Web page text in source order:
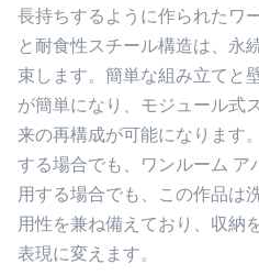
長持ちするように作られたワ
と耐食性スチール構造は、永
束します。簡単な組み立てと
が簡単になり、モジュール式
来の再構成が可能になります
する場合でも、ワンルーム
用する場合でも、この作品は
用性を兼ね備えており、収納
表現に変えます。